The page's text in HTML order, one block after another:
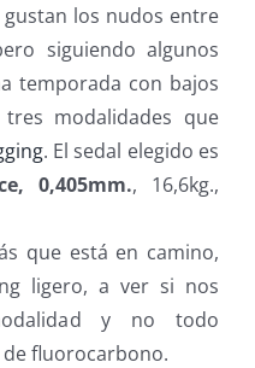
los nudos entre
siguiendo algunos
temporada con bajos
modalidades que
. El sedal elegido es
0,405mm., 16,6kg.,
que está en camino,
ligero, a ver si nos
y no todo
fluorocarbono.